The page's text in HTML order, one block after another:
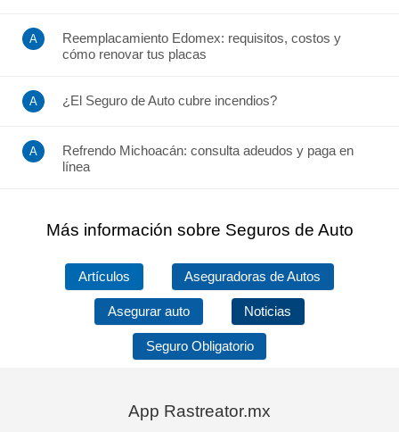
Reemplacamiento Edomex: requisitos, costos y
cómo renovar tus placas
¿El Seguro de Auto cubre incendios?
Refrendo Michoacán: consulta adeudos y paga en
línea
Más información sobre Seguros de Auto
Artículos Aseguradoras de Autos
Asegurar auto Noticias
Seguro Obligatorio
App Rastreator.mx